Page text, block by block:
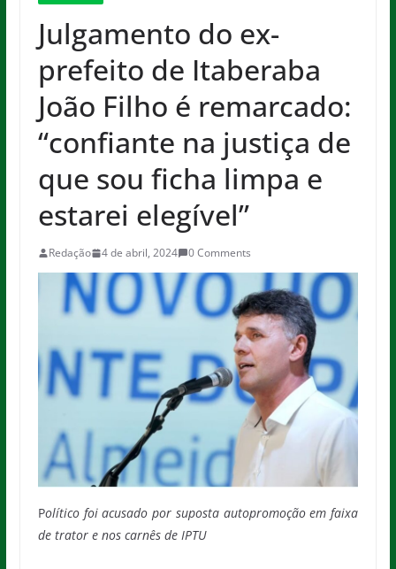
Julgamento do ex-
prefeito de Itaberaba
João Filho é remarcado:
“confiante na justiça de
que sou ficha limpa e
estarei elegível”
Redação 4 de abril, 2024 0 Comments
Político foi acusado por suposta autopromoção em faixa
de trator e nos carnês de IPTU